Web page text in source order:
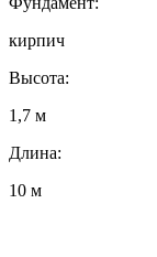
кирпич
Высота:
1,7 м
Длина:
10 м